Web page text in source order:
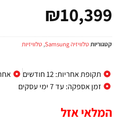
₪10,399
קטגוריותטלוויזיה Samsung , טלוויזיות
תקופת אחריות: 12 חודשים
זמן אספקה: עד 7 ימי עסקים
המלאי אזל